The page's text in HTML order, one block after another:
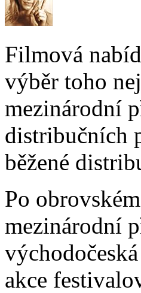
Filmová
výběr toho
mezinárodní
distribučních
běžené
Po
mezinárodní
akce